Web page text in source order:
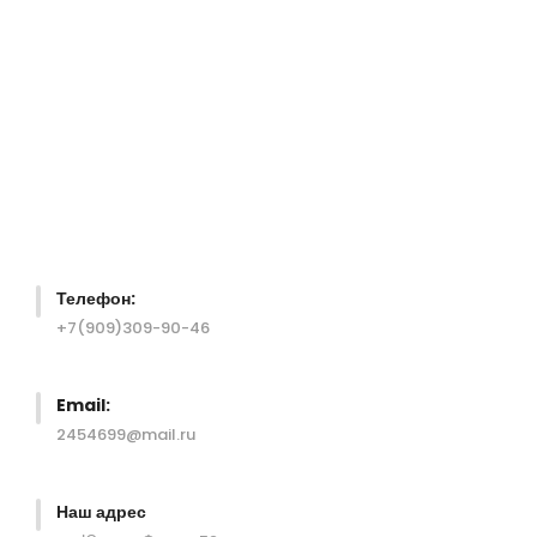
Телефон:
+7(909)309-90-46
Email:
2454699@mail.ru
Наш адрес